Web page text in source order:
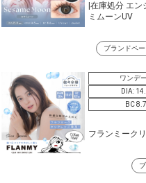
|在庫処分 エ
ミムーンUV
ブランドペー
ワンデ
DIA:
BC
フランミーク